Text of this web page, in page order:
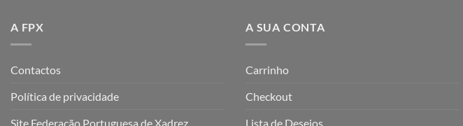
A FPX
Contactos
Política de privacidade
Site Federação Portuguesa de Xadrez
A SUA CONTA
Carrinho
Checkout
Lista de Desejos